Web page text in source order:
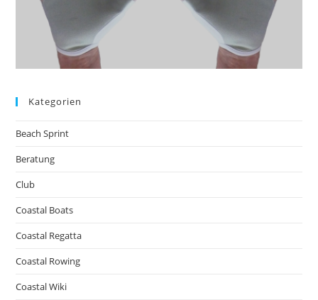
Kategorien
Beach Sprint
Beratung
Club
Coastal Boats
Coastal Regatta
Coastal Rowing
Coastal Wiki